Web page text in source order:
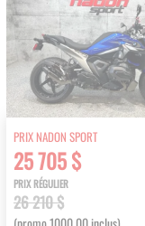
PRIX NADON SPORT
25 705 $
PRIX RÉGULIER
26 210 $